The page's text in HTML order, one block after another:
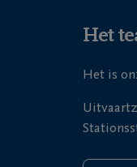
Het
Het is